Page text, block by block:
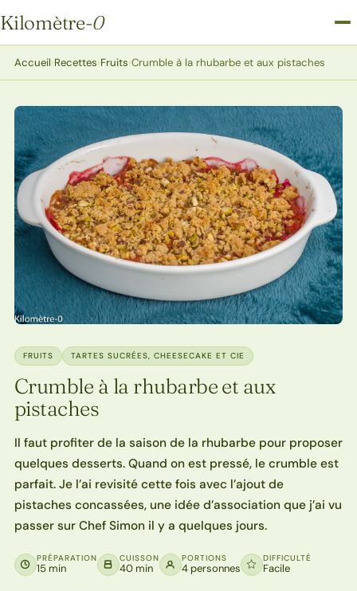
Kilomètre-0
Kilomètre-0
Accueil›Recettes›Fruits›Crumble à la rhubarbe et aux pistaches
FRUITS TARTES SUCRÉES, CHEESECAKE ET CIE
Crumble à la rhubarbe et aux
pistaches
Il faut profiter de la saison de la rhubarbe pour proposer
quelques desserts. Quand on est pressé, le crumble est
parfait. Je l’ai revisité cette fois avec l’ajout de
pistaches concassées, une idée d’association que j’ai vu
passer sur Chef Simon il y a quelques jours.
PRÉPARATION
15 min
CUISSON
40 min
PORTIONS
4 personnes
DIFFICULTÉ
Facile